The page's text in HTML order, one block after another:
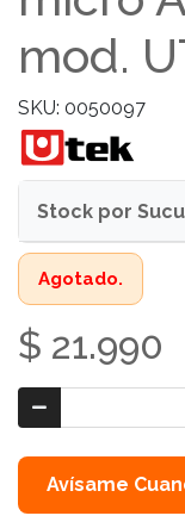
mod.
SKU: 0050097
Stock por
Agotado.
$ 21.990
Avísame